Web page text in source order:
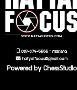
087-379-5555 : การตลาด
hatyaifocus@gmail.com
Powered by ChessStudio